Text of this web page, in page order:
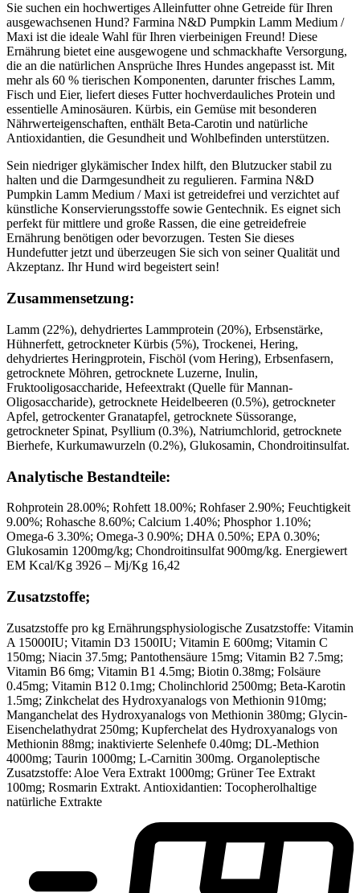
Sie suchen ein hochwertiges Alleinfutter ohne Getreide für Ihren
ausgewachsenen Hund? Farmina N&D Pumpkin Lamm Medium /
Maxi ist die ideale Wahl für Ihren vierbeinigen Freund! Diese
Ernährung bietet eine ausgewogene und schmackhafte Versorgung,
die an die natürlichen Ansprüche Ihres Hundes angepasst ist. Mit
mehr als 60 % tierischen Komponenten, darunter frisches Lamm,
Fisch und Eier, liefert dieses Futter hochverdauliches Protein und
essentielle Aminosäuren. Kürbis, ein Gemüse mit besonderen
Nährwerteigenschaften, enthält Beta-Carotin und natürliche
Antioxidantien, die Gesundheit und Wohlbefinden unterstützen.
Sein niedriger glykämischer Index hilft, den Blutzucker stabil zu
halten und die Darmgesundheit zu regulieren. Farmina N&D
Pumpkin Lamm Medium / Maxi ist getreidefrei und verzichtet auf
künstliche Konservierungsstoffe sowie Gentechnik. Es eignet sich
perfekt für mittlere und große Rassen, die eine getreidefreie
Ernährung benötigen oder bevorzugen. Testen Sie dieses
Hundefutter jetzt und überzeugen Sie sich von seiner Qualität und
Akzeptanz. Ihr Hund wird begeistert sein!
Zusammensetzung:
Lamm (22%), dehydriertes Lammprotein (20%), Erbsenstärke,
Hühnerfett, getrockneter Kürbis (5%), Trockenei, Hering,
dehydriertes Heringprotein, Fischöl (vom Hering), Erbsenfasern,
getrocknete Möhren, getrocknete Luzerne, Inulin,
Fruktooligosaccharide, Hefeextrakt (Quelle für Mannan-
Oligosaccharide), getrocknete Heidelbeeren (0.5%), getrockneter
Apfel, getrockenter Granatapfel, getrocknete Süssorange,
getrockneter Spinat, Psyllium (0.3%), Natriumchlorid, getrocknete
Bierhefe, Kurkumawurzeln (0.2%), Glukosamin, Chondroitinsulfat.
Analytische Bestandteile:
Rohprotein 28.00%; Rohfett 18.00%; Rohfaser 2.90%; Feuchtigkeit
9.00%; Rohasche 8.60%; Calcium 1.40%; Phosphor 1.10%;
Omega-6 3.30%; Omega-3 0.90%; DHA 0.50%; EPA 0.30%;
Glukosamin 1200mg/kg; Chondroitinsulfat 900mg/kg. Energiewert
EM Kcal/Kg 3926 – Mj/Kg 16,42
Zusatzstoffe;
Zusatzstoffe pro kg Ernährungsphysiologische Zusatzstoffe: Vitamin
A 15000IU; Vitamin D3 1500IU; Vitamin E 600mg; Vitamin C
150mg; Niacin 37.5mg; Pantothensäure 15mg; Vitamin B2 7.5mg;
Vitamin B6 6mg; Vitamin B1 4.5mg; Biotin 0.38mg; Folsäure
0.45mg; Vitamin B12 0.1mg; Cholinchlorid 2500mg; Beta-Karotin
1.5mg; Zinkchelat des Hydroxyanalogs von Methionin 910mg;
Manganchelat des Hydroxyanalogs von Methionin 380mg; Glycin-
Eisenchelathydrat 250mg; Kupferchelat des Hydroxyanalogs von
Methionin 88mg; inaktivierte Selenhefe 0.40mg; DL-Methion
4000mg; Taurin 1000mg; L-Carnitin 300mg. Organoleptische
Zusatzstoffe: Aloe Vera Extrakt 1000mg; Grüner Tee Extrakt
100mg; Rosmarin Extrakt. Antioxidantien: Tocopherolhaltige
natürliche Extrakte